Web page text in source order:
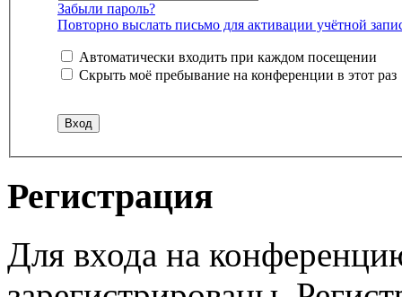
Забыли пароль?
Повторно выслать письмо для активации учётной
Автоматически входить при каждом посещении
Скрыть моё пребывание на конференции в этот раз
Регистрация
Для входа на